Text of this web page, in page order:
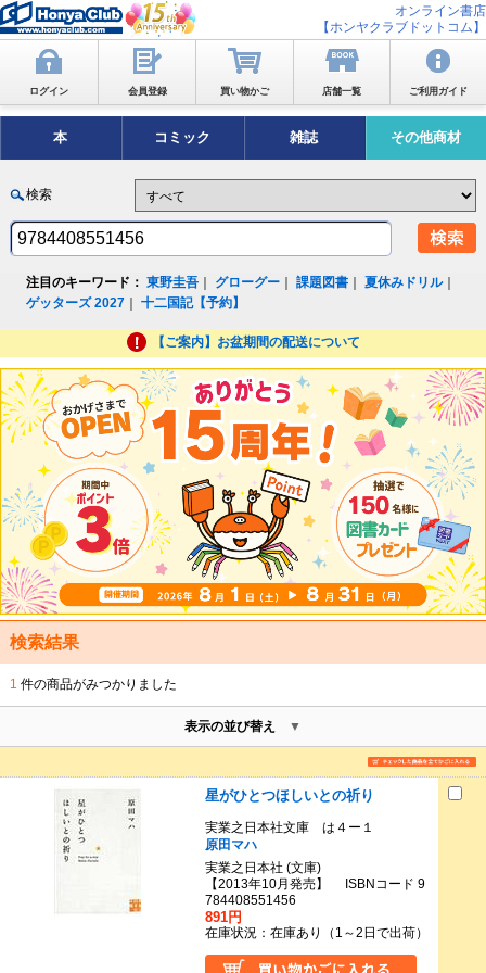
オンライン書店
【ホンヤクラブドットコム】
ログイン 会員登録 買い物かご 店舗一覧 ご利用ガイド
本 コミック 雑誌 その他商材
検索
注目のキーワード： 東野圭吾 グローグー ｜課題図書 ｜夏休みドリル｜
ゲッターズ 2027 ｜十二国記【予約】
【ご案内】お盆期間の配送について
検索結果
1 件の商品がみつかりました
表示の並び替え
星がひとつほしいとの祈り
実業之日本社文庫 は４ー１
原田マハ
実業之日本社 (文庫)
【2013年10月発売】 ISBNコード 9
784408551456
891円
在庫状況：在庫あり（1～2日で出荷）